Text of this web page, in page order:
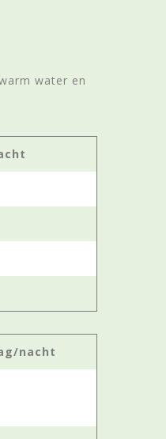
water en
nacht